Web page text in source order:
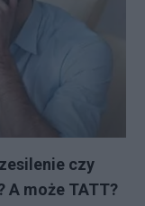
czy
A może TATT?